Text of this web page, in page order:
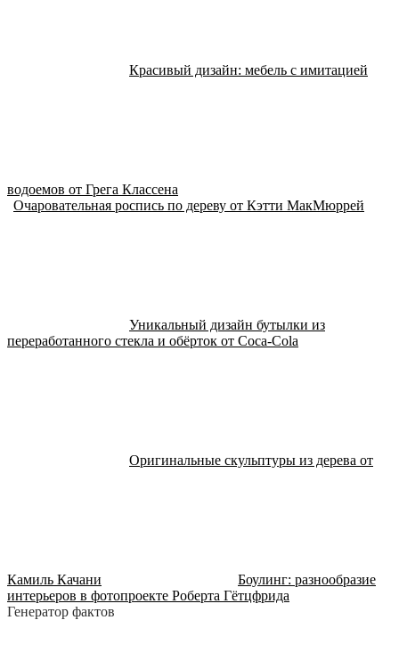
Красивый дизайн: мебель с имитацией
водоемов от Грега Классена
Очаровательная роспись по дереву от Кэтти МакМюррей
Уникальный дизайн бутылки из
переработанного стекла и обёрток от Coca-Cola
Оригинальные скульптуры из дерева от
Камиль Качани
Боулинг: разнообразие
интерьеров в фотопроекте Роберта Гётцфрида
Генератор фактов